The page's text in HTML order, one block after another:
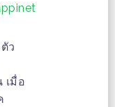
ว
เมื่อ